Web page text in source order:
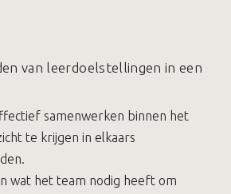
van leerdoelstellingen in een
samenwerken binnen het
te krijgen in elkaars
wat het team nodig heeft om